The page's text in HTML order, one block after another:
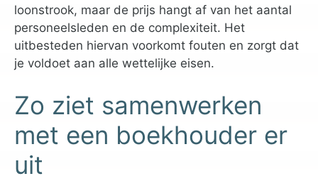
loonstrook, maar de prijs hangt af van het aantal
personeelsleden en de complexiteit. Het
uitbesteden hiervan voorkomt fouten en zorgt dat
je voldoet aan alle wettelijke eisen.
Zo ziet samenwerken
met een boekhouder er
uit